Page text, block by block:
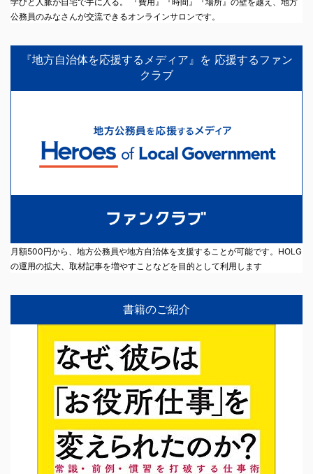
公務員のみなさんが交流できるオンラインサロンです。
『地方自治体を応援するメディア』を 応援するファン
クラブ
月額500円から、地方公務員や地方自治体を支援することが可能です。HOLG
の運用の拡大、取材記事を増やすことなどを目的として利用します
書籍のご紹介